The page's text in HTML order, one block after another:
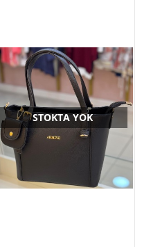
STOKTA YOK